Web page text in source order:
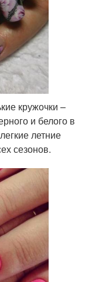
кружочки –
и белого в
летние
сезонов.